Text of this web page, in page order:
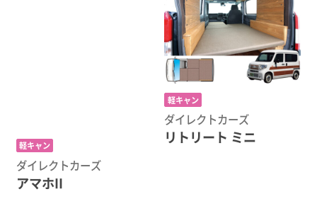
軽キャン
ダイレクトカーズ
アマホII
軽キャン
ダイレクトカーズ
リトリート ミニ